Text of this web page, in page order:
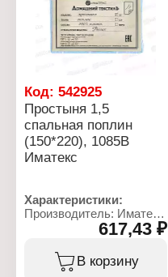
Код: 542925
Простыня 1,5
спальная поплин
(150*220), 1085В
Иматекс
Характеристики:
Производитель: Иматекс
Артикул: 1085В
Тип товара: Простыня
Размер: 150х220 см
Общий размер: 1,5
617,43 ₽
В корзину